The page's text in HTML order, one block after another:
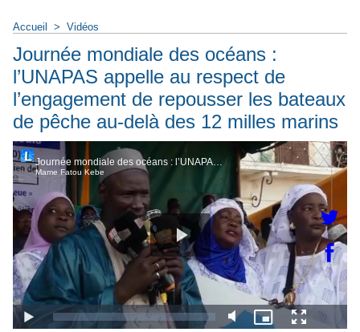
Accueil > Vidéos
Journée mondiale des océans :
l’UNAPAS appelle au respect de
l’engagement de repousser les bateaux
de pêche au-delà des 12 milles marins